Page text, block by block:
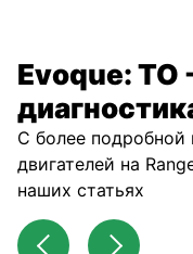
Evoque: ТО - ремонт и
С более
двигателей на
наших статьях